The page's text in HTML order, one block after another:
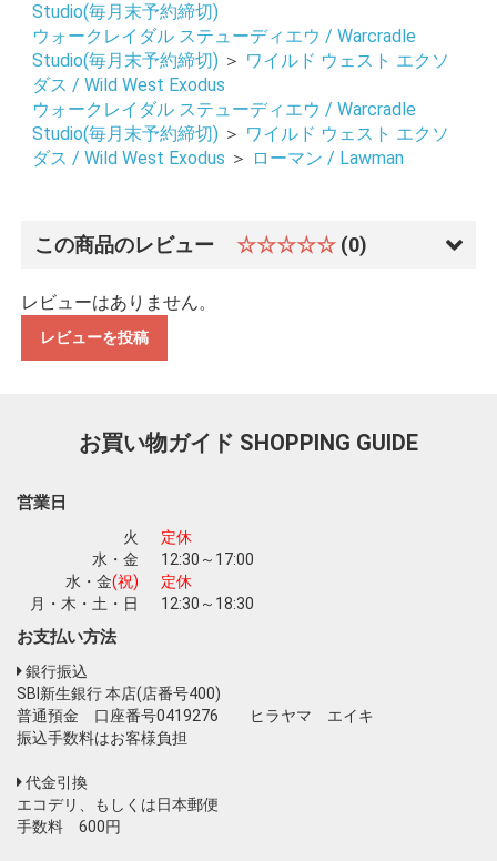
Studio(毎月末予約締切)
ウォークレイダル ステューディエウ / Warcradle
Studio(毎月末予約締切) ＞ ワイルド ウェスト エクソ
ダス / Wild West Exodus
ウォークレイダル ステューディエウ / Warcradle
Studio(毎月末予約締切) ＞ ワイルド ウェスト エクソ
ダス / Wild West Exodus ＞ ローマン / Lawman
この商品のレビュー ☆☆☆☆☆ (0)
レビューはありません。
レビューを投稿
お買い物ガイド SHOPPING GUIDE
営業日
火
定休
水・金
12:30～17:00
水・金(祝)
定休
月・木・土・日
12:30～18:30
お支払い方法
銀行振込
SBI新生銀行 本店(店番号400)
普通預金 口座番号0419276 ヒラヤマ エイキ
振込手数料はお客様負担
代金引換
エコデリ、もしくは日本郵便
手数料 600円